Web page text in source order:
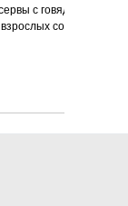
с говядиной и
собак всех